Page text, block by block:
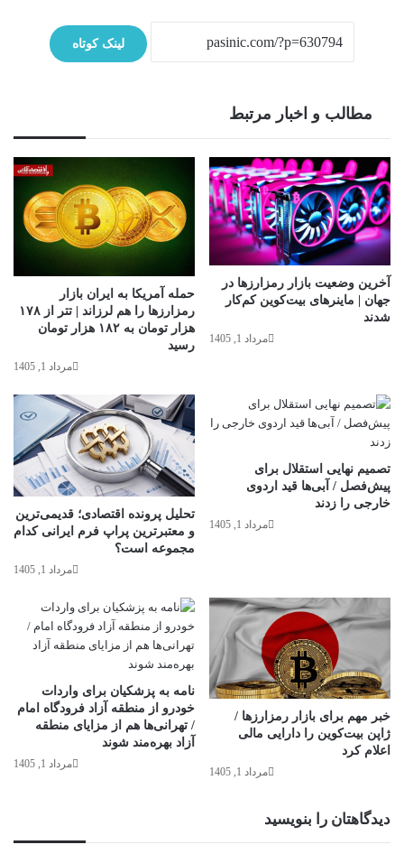
لینک کوتاه
مطالب و اخبار مرتبط
حمله آمریکا به ایران بازار
رمزارزها را هم لرزاند | تتر از ۱۷۸
هزار تومان به ۱۸۲ هزار تومان
رسید
مرداد 1, 1405
آخرین وضعیت بازار رمزارزها در
جهان | ماینرهای بیت‌کوین کم‌کار
شدند
مرداد 1, 1405
تحلیل پرونده اقتصادی؛ قدیمی‌ترین
و معتبرترین پراپ فرم ایرانی کدام
مجموعه است؟
مرداد 1, 1405
تصمیم نهایی استقلال برای
پیش‌فصل / آبی‌ها قید اردوی
خارجی را زدند
مرداد 1, 1405
نامه به پزشکیان برای واردات
خودرو از منطقه آزاد فرودگاه امام
/ تهرانی‌ها هم از مزایای منطقه
آزاد بهره‌مند شوند
مرداد 1, 1405
خبر مهم برای بازار رمزارزها /
ژاپن بیت‌کوین را دارایی مالی
اعلام کرد
مرداد 1, 1405
دیدگاهتان را بنویسید